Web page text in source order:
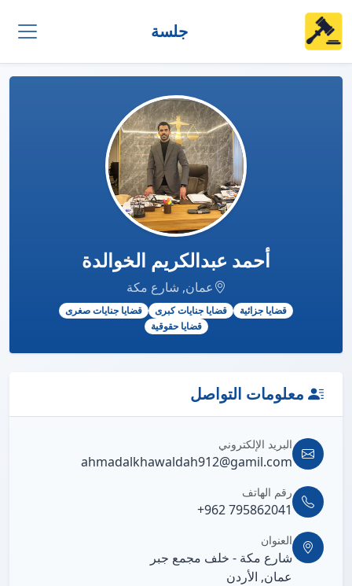
جلسة
أحمد عبدالكريم الخوالدة
عمان, شارع مكة
قضايا جزائية قضايا جنايات كبرى
قضايا جنايات صغرى
قضايا حقوقية
معلومات التواصل
البريد الإلكتروني
ahmadalkhawaldah912@gamil.com
رقم الهاتف
+962 795862041
العنوان
شارع مكة - خلف مجمع جبر
عمان, الأردن